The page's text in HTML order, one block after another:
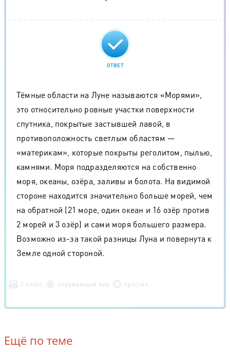
ОТВЕТ
Тёмные области на Луне называются «Морями»,
это относительно ровные участки поверхности
спутника, покрытые застывшей лавой, в
противоположность светлым областям —
«материкам», которые покрыты реголитом, пылью,
камнями. Моря подразделяются на собственно
моря, океаны, озёра, заливы и болота. На видимой
стороне находится значительно больше морей, чем
на обратной (21 море, один океан и 16 озёр против
2 морей и 3 озёр) и сами моря большего размера.
Возможно из-за такой разницы Луна и повернута к
Земле одной стороной.
2 класс окружающий мир простая
Ещё по теме